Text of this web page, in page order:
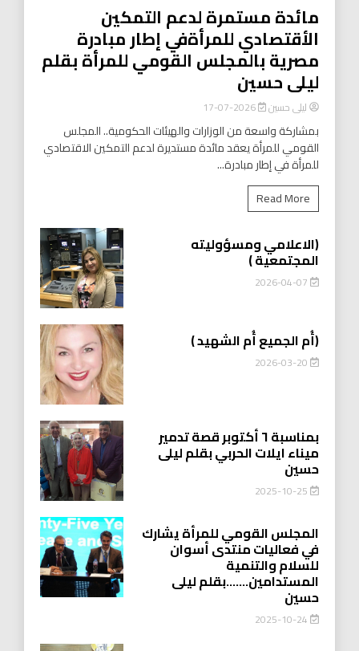
مائدة مستمرة لدعم التمكين
الأقتصادي للمرأةفي إطار مبادرة
مصرية بالمجلس القومي للمرأة بقلم
ليلى حسين
ليلى حسين 2026-07-17
بمشاركة واسعة من الوزارات والهيئات الحكومية.. المجلس
القومي للمرأة يعقد مائدة مستديرة لدعم التمكين الاقتصادي
للمرأة في إطار مبادرة...
Read More
(الاعلامي ومسؤوليته
المجتمعية )
2026-04-07
(أُم الجميع أُم الشهيد )
2026-03-20
بمناسبة ٦ أكتوبر قصة تدمير
ميناء ايلات الحربي بقلم ليلى
حسين
2025-10-25
المجلس القومي للمرأة يشارك
في فعاليات منتدى أسوان
للسلام والتنمية
المستدامين…….بقلم ليلى
حسين
2025-10-24